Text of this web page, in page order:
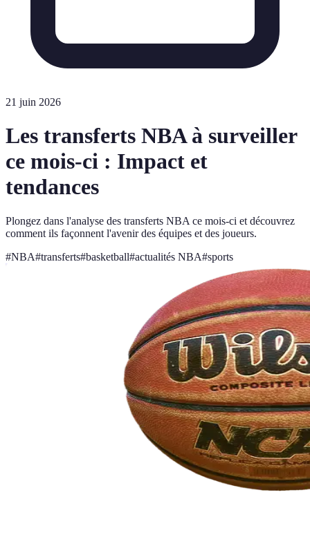
21 juin 2026
Les transferts NBA à surveiller
ce mois-ci : Impact et
tendances
Plongez dans l'analyse des transferts NBA ce mois-ci et découvrez
comment ils façonnent l'avenir des équipes et des joueurs.
#NBA#transferts#basketball#actualités NBA#sports